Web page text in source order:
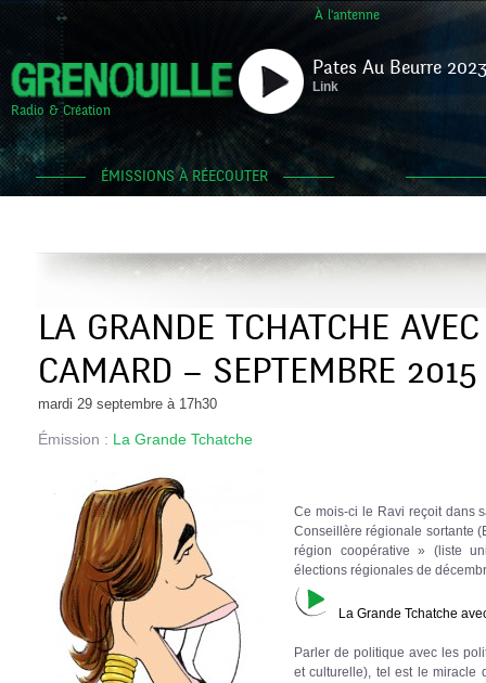
À l'antenne
Radio & Création
Pates Au Beurre
Link
ÉMISSIONS À RÉECOUTER
LA GRANDE TCHATCHE
CAMARD – SEPTEMBRE 2015
mardi 29 septembre à 17h30
Émission : La Grande Tchatche
Ce mois-ci le Ravi reçoit dans
Conseillère régionale sortante
région coopérative » (liste
élections régionales de
La Grande Tchatche
Parler de politique avec les
et culturelle), tel est le miracle